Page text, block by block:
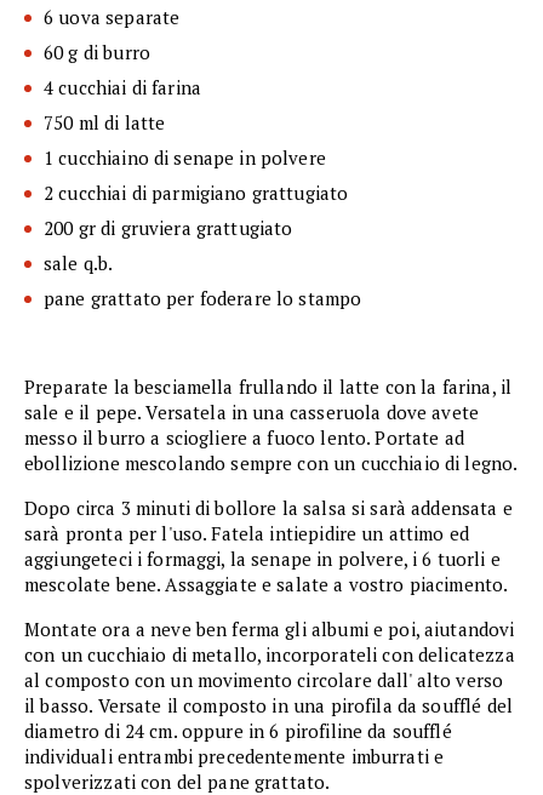
6 uova separate
60 g di burro
4 cucchiai di farina
750 ml di latte
1 cucchiaino di senape in polvere
2 cucchiai di parmigiano grattugiato
200 gr di gruviera grattugiato
sale q.b.
pane grattato per foderare lo stampo
Preparate la besciamella frullando il latte con la farina, il
sale e il pepe. Versatela in una casseruola dove avete
messo il burro a sciogliere a fuoco lento. Portate ad
ebollizione mescolando sempre con un cucchiaio di legno.
Dopo circa 3 minuti di bollore la salsa si sarà addensata e
sarà pronta per l'uso. Fatela intiepidire un attimo ed
aggiungeteci i formaggi, la senape in polvere, i 6 tuorli e
mescolate bene. Assaggiate e salate a vostro piacimento.
Montate ora a neve ben ferma gli albumi e poi, aiutandovi
con un cucchiaio di metallo, incorporateli con delicatezza
al composto con un movimento circolare dall' alto verso
il basso. Versate il composto in una pirofila da soufflé del
diametro di 24 cm. oppure in 6 pirofiline da soufflé
individuali entrambi precedentemente imburrati e
spolverizzati con del pane grattato.